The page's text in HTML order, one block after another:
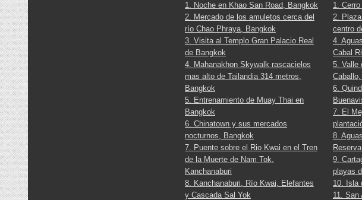
1. Noche en Khao San Road, Bangkok
2. Mercado de los amuletos cerca del
río Chao Phraya, Bangkok
3. Visita al Templo Gran Palacio Real
de Bangkok
4. Mahanakhon Skywalk rascacielos
mas alto de Tailandia 314 metros,
Bangkok
5. Entrenamiento de Muay Thai en
Bangkok
6. Chinatown y sus mercados
nocturnos, Bangkok
7. Puente sobre el Rio Kwai en el Tren
de la Muerte de Nam Tok,
Kanchanaburi
8. Kanchanaburi, Río Kwai, Elefantes
y Cascada Sal Yok
1.
2.
centro
4.
Cabal
5. Valle
6.
7. El
8.
9.
playas
10. Isla
11. San